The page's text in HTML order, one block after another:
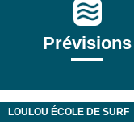
Prévisions
LOULOU ÉCOLE DE SURF